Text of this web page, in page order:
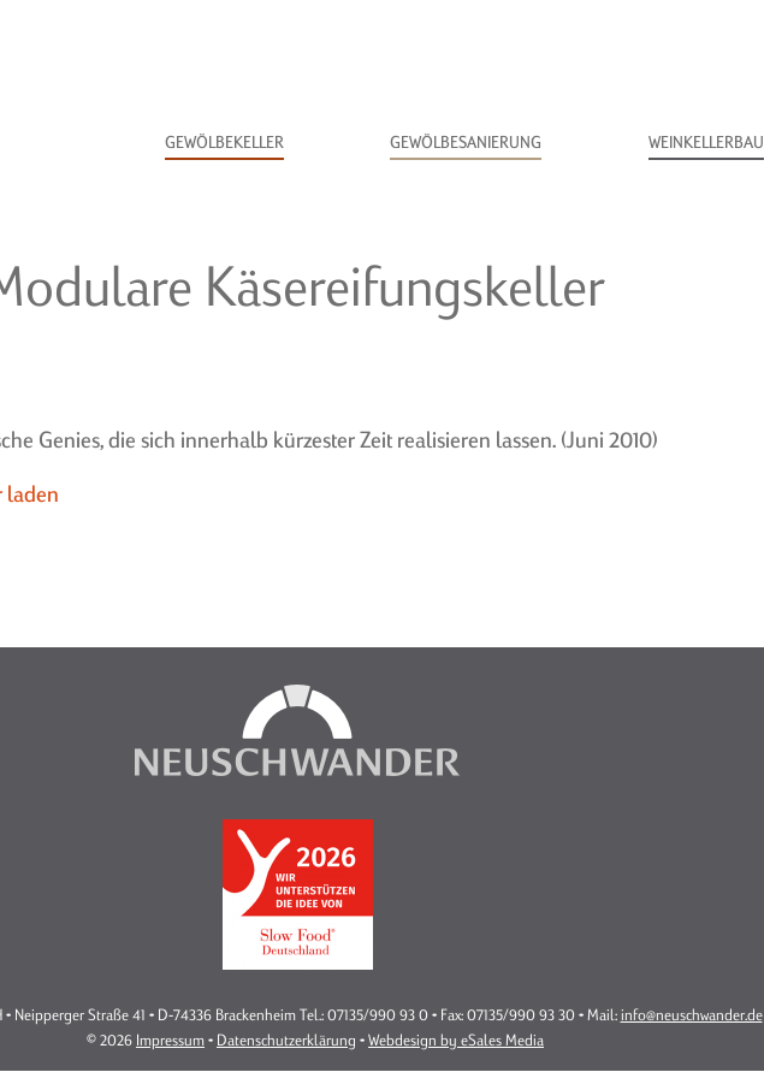
Navigation
überspringen
GEWÖLBEKELLER GEWÖLBESANIERUNG WEINKELLERBAU
Käsereifungskeller
Genies, die sich innerhalb kürzester Zeit realisieren lassen. (Juni 2010)
laden
• Neipperger Straße 41 • D-74336 Brackenheim Tel.: 07135/990 93 0 • Fax: 07135/990 93 30 • Mail:info@neuschwander.de
© 2026 Impressum• Datenschutzerklärung •Webdesign by eSales Media